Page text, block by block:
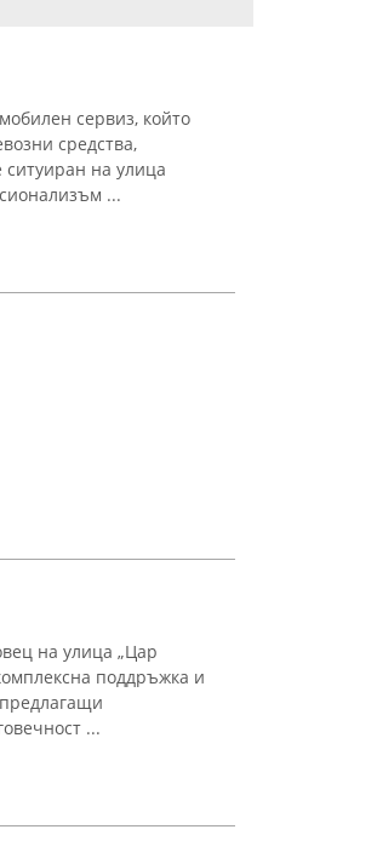
сервиз, който
средства,
на улица
...
на улица „Цар
поддръжка и
...